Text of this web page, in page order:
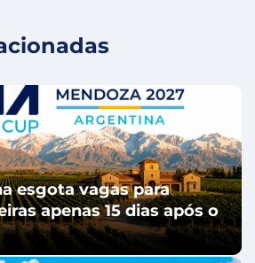
esgota vagas para
apenas 15 dias após o